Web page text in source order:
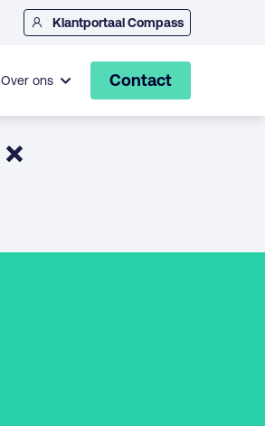
Klantportaal Compass
Over ons Contact